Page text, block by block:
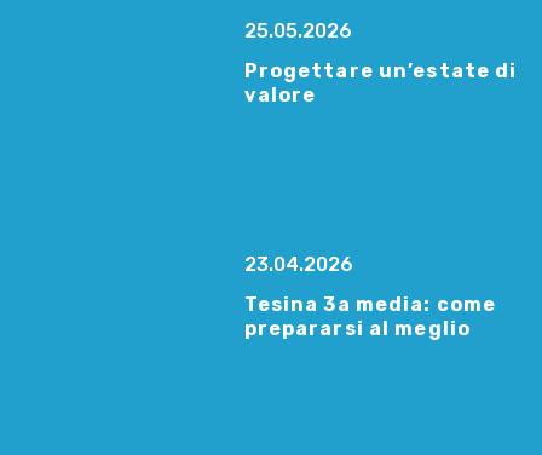
25.05.2026
Progettare un’estate di
valore
23.04.2026
Tesina 3a media: come
prepararsi al meglio